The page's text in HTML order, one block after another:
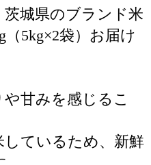
城県のブランド米
（5kg×2袋）お届け
甘みを感じるこ
ているため、新鮮